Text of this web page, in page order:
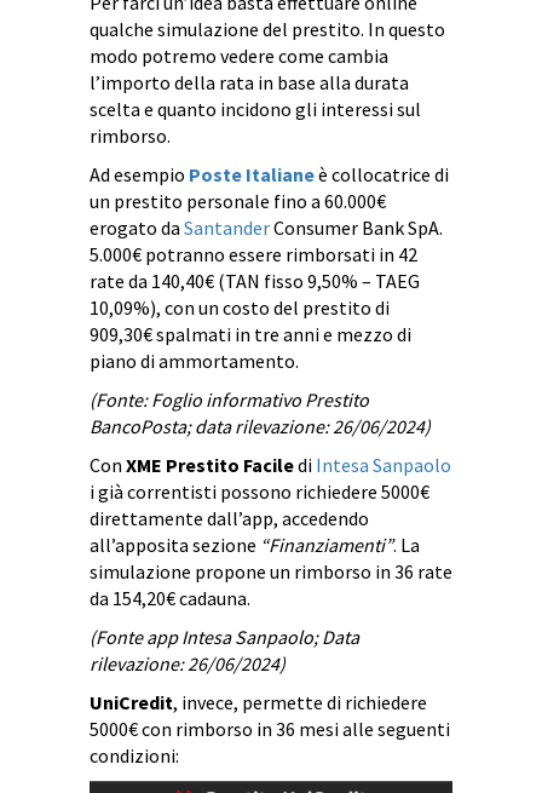
qualche simulazione del prestito. In questo
modo potremo vedere come cambia
l’importo della rata in base alla durata
scelta e quanto incidono gli interessi sul
rimborso.
Ad esempio Poste Italianeè collocatrice di
un prestito personale fino a 60.000€
erogato da SantanderConsumer Bank SpA.
5.000€ potranno essere rimborsati in 42
rate da 140,40€ (TAN fisso 9,50% – TAEG
10,09%), con un costo del prestito di
909,30€ spalmati in tre anni e mezzo di
piano di ammortamento.
(Fonte: Foglio informativo Prestito
BancoPosta; data rilevazione: 26/06/2024)
Con XME Prestito Faciledi Intesa Sanpaolo
i già correntisti possono richiedere 5000€
direttamente dall’app, accedendo
all’apposita sezione “Finanziamenti”. La
simulazione propone un rimborso in 36 rate
da 154,20€ cadauna.
(Fonte app Intesa Sanpaolo; Data
rilevazione: 26/06/2024)
UniCredit, invece, permette di richiedere
5000€ con rimborso in 36 mesi alle seguenti
condizioni: